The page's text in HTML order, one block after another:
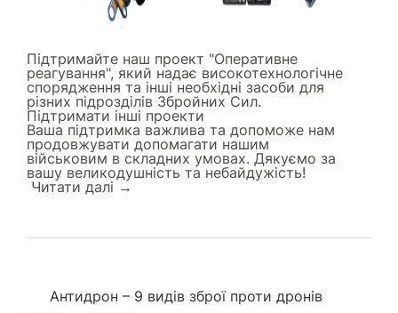
Підтримайте наш проект "Оперативне
реагування", який надає високотехнологічне
спорядження та інші необхідні засоби для
різних підрозділів Збройних Сил.
Підтримати інші проекти
Ваша підтримка важлива та допоможе нам
продовжувати допомагати нашим
військовим в складних умовах. Дякуємо за
вашу великодушність та небайдужість!
Читати далi →
Антидрон – 9 видів зброї проти дронів